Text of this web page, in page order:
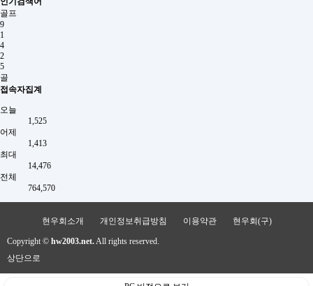
골프
9
1
4
2
5
골
접속자집계
오늘
1,525
어제
1,413
최대
14,476
전체
764,570
현우회소개 개인정보취급방침 이용약관 현우회(구)
Copyright © hw2003.net. All rights reserved.
상단으로